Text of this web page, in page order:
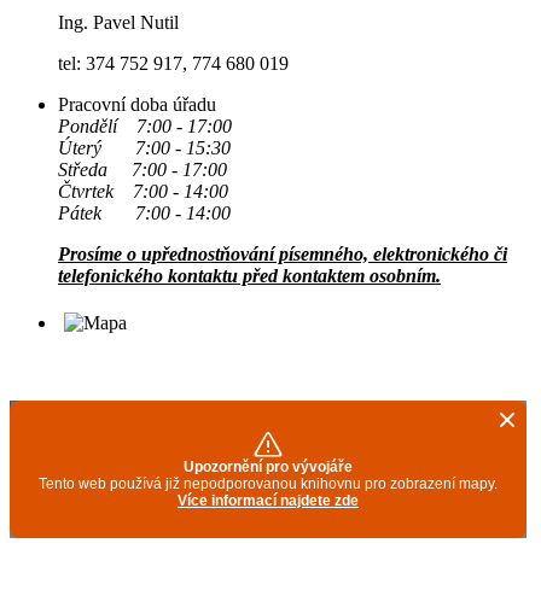
Ing. Pavel Nutil
tel: 374 752 917, 774 680 019
Pracovní doba úřadu
Pondělí 7:00 - 17:00
Úterý 7:00 - 15:30
Středa 7:00 - 17:00
Čtvrtek 7:00 - 14:00
Pátek 7:00 - 14:00
Prosíme o upřednostňování písemného, elektronického či
telefonického kontaktu před kontaktem osobním.